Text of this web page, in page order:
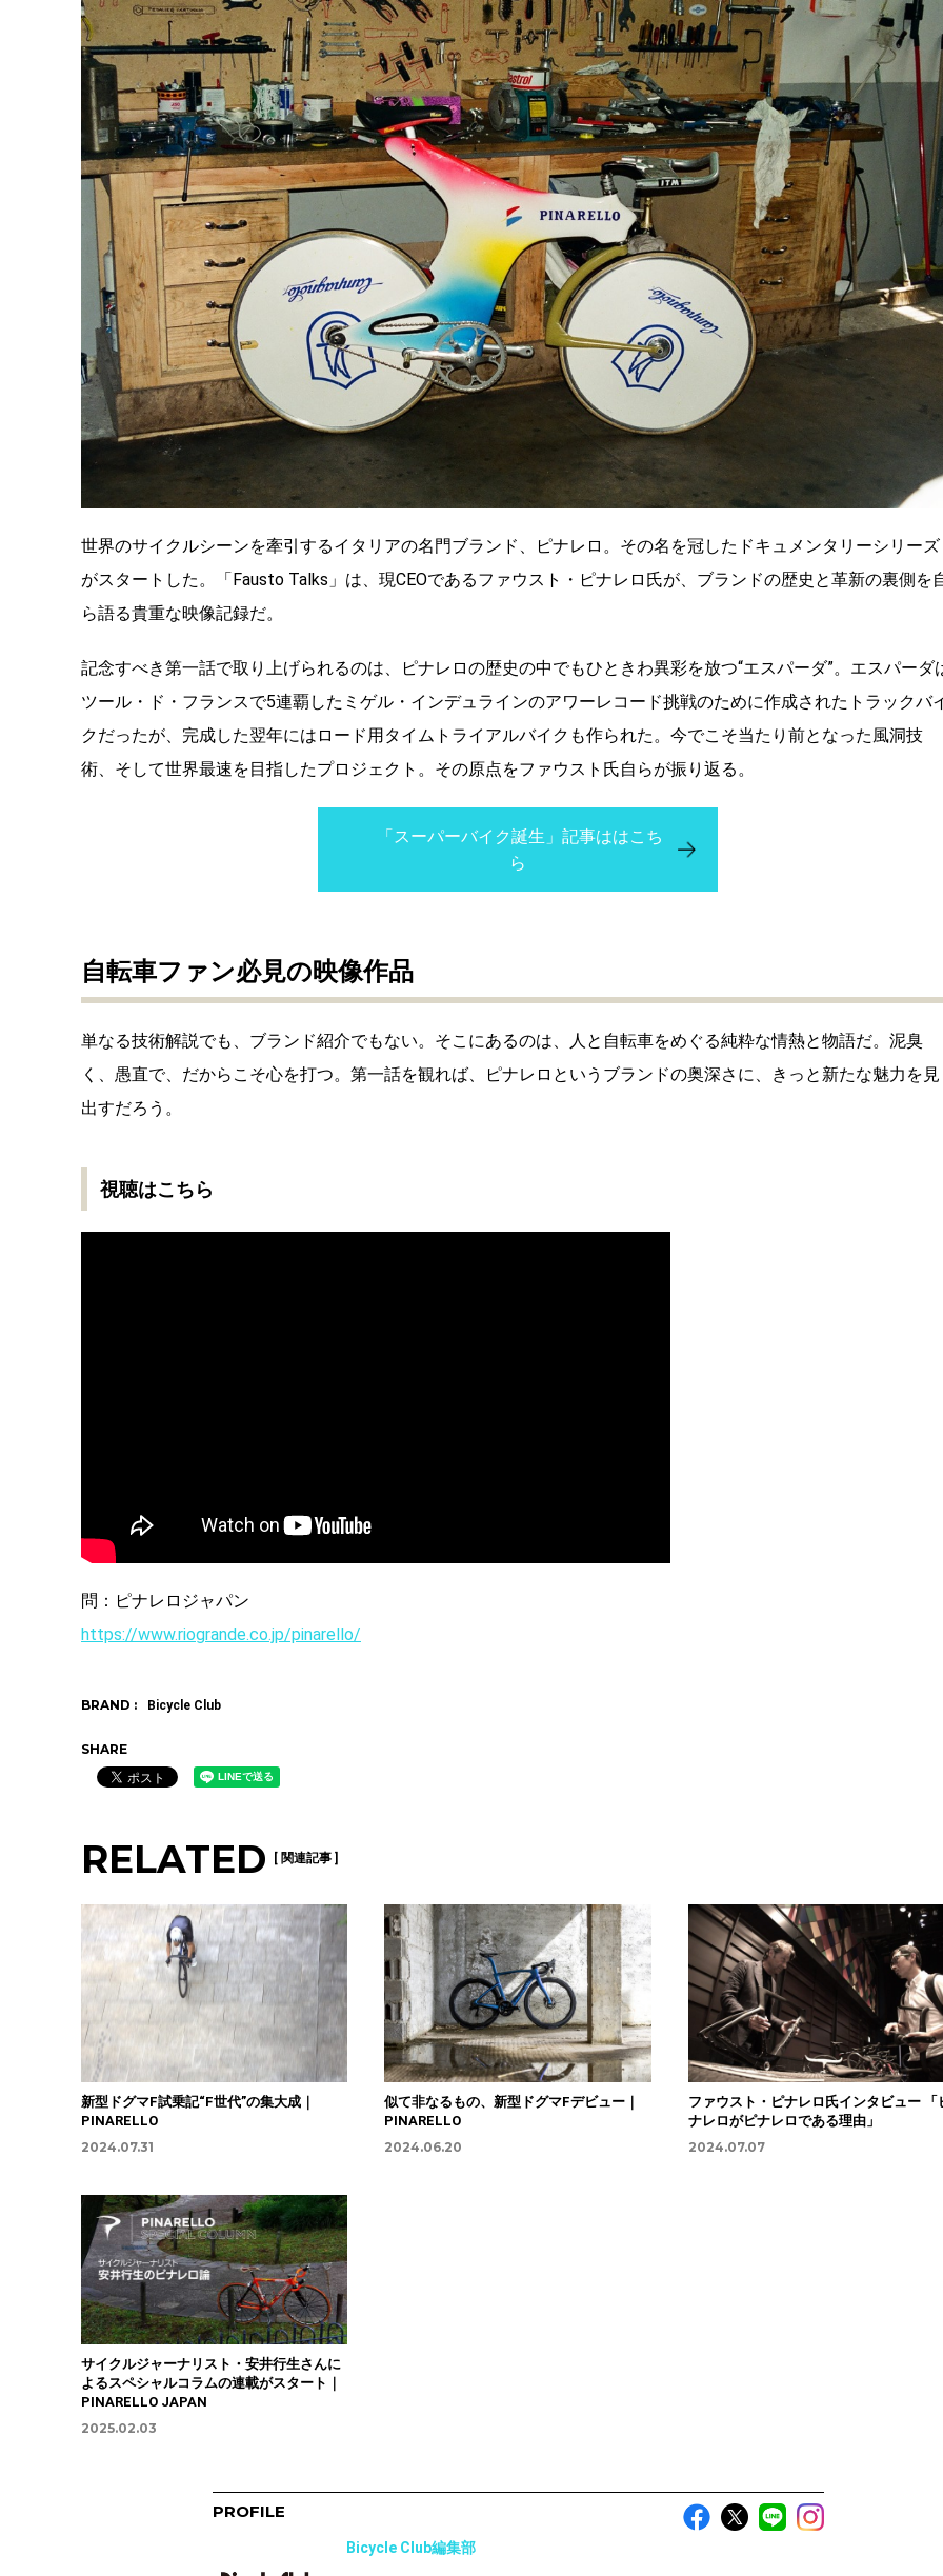
世界のサイクルシーンを牽引するイタリアの名門ブランド、ピナレロ。その名を冠したドキュメンタリーシリーズ
がスタートした。「Fausto Talks」は、現CEOであるファウスト・ピナレロ氏が、ブランドの歴史と革新の裏側を
ら語る貴重な映像記録だ。
記念すべき第一話で取り上げられるのは、ピナレロの歴史の中でもひときわ異彩を放つ“エスパーダ”。エスパーダ
ツール・ド・フランスで5連覇したミゲル・インデュラインのアワーレコード挑戦のために作成されたトラックバ
クだったが、完成した翌年にはロード用タイムトライアルバイクも作られた。今でこそ当たり前となった風洞技
術、そして世界最速を目指したプロジェクト。その原点をファウスト氏自らが振り返る。
「スーパーバイク誕生」記事ははこち
ら
自転車ファン必見の映像作品
単なる技術解説でも、ブランド紹介でもない。そこにあるのは、人と自転車をめぐる純粋な情熱と物語だ。泥臭
く、愚直で、だからこそ心を打つ。第一話を観れば、ピナレロというブランドの奥深さに、きっと新たな魅力を見
出すだろう。
視聴はこちら
問：ピナレロジャパン
https://www.riogrande.co.jp/pinarello/
BRAND : Bicycle Club
SHARE
RELATED [ 関連記事 ]
新型ドグマF試乗記“F世代”の集大成｜
PINARELLO
2024.07.31
似て非なるもの、新型ドグマFデビュー｜
PINARELLO
2024.06.20
ファウスト・ピナレロ氏インタビュー 「
ナレロがピナレロである理由」
2024.07.07
サイクルジャーナリスト・安井行生さんに
よるスペシャルコラムの連載がスタート｜
PINARELLO JAPAN
2025.02.03
PROFILE
Bicycle Club編集部